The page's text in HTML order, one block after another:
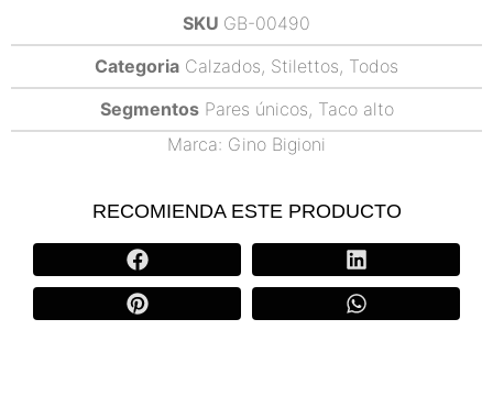
SKU GB-00490
Categoria Calzados, Stilettos, Todos
Segmentos Pares únicos, Taco alto
Marca: Gino Bigioni
RECOMIENDA ESTE PRODUCTO